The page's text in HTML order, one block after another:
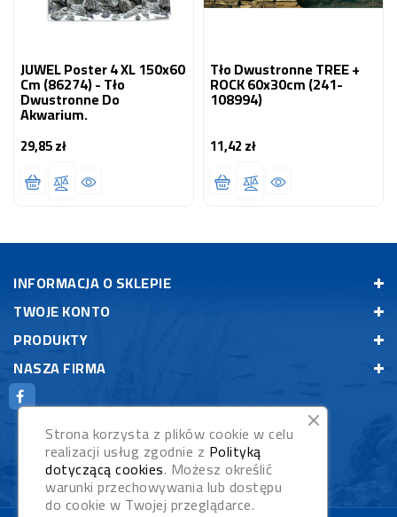
JUWEL Poster 4 XL 150x60
Cm (86274) - Tło
Dwustronne Do
Akwarium.
29,85 złCena
Tło Dwustronne TREE +
ROCK 60x30cm (241-
108994)
11,42 złCena
INFORMACJA O SKLEPIE
TWOJE KONTO
PRODUKTY
NASZA FIRMA
Strona korzysta z plików cookie w celu
realizacji usług zgodnie z Polityką
dotyczącą cookies. Możesz określić
warunki przechowywania lub dostępu
do cookie w Twojej przeglądarce.